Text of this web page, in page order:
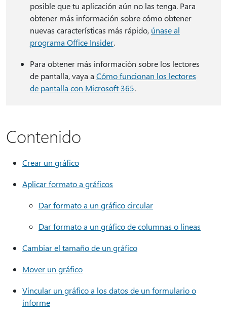
posible que tu aplicación aún no las tenga. Para
obtener más información sobre cómo obtener
nuevas características más rápido, únase al
programa Office Insider.
Para obtener más información sobre los lectores
de pantalla, vaya a Cómo funcionan los lectores
de pantalla con Microsoft 365.
Contenido
Crear un gráfico
Aplicar formato a gráficos
Dar formato a un gráfico circular
Dar formato a un gráfico de columnas o líneas
Cambiar el tamaño de un gráfico
Mover un gráfico
Vincular un gráfico a los datos de un formulario o
informe